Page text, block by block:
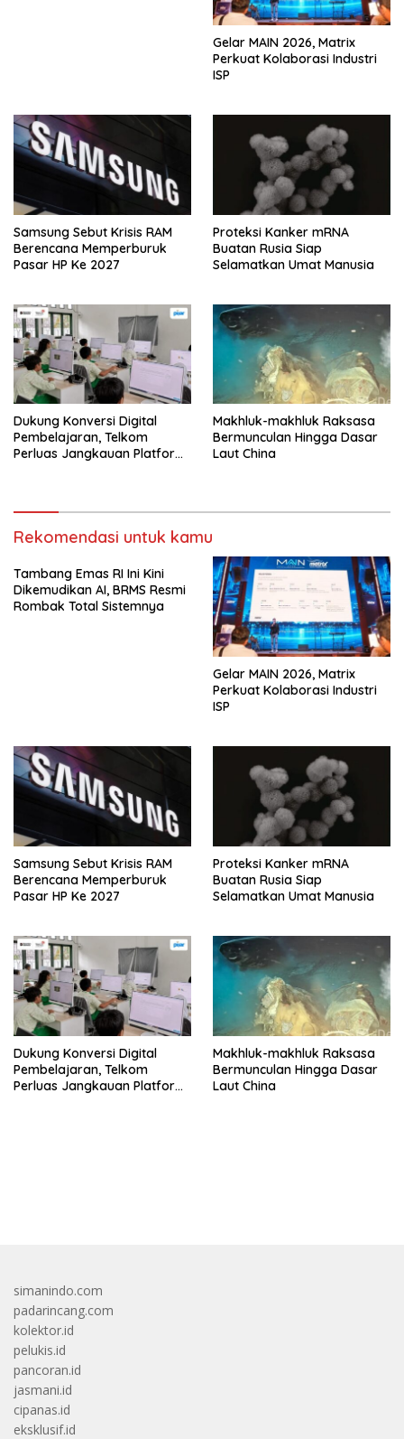
Gelar MAIN 2026, Matrix
Perkuat Kolaborasi Industri
ISP
Samsung Sebut Krisis RAM
Berencana Memperburuk
Pasar HP Ke 2027
Proteksi Kanker mRNA
Buatan Rusia Siap
Selamatkan Umat Manusia
Dukung Konversi Digital
Pembelajaran, Telkom
Perluas Jangkauan Platform
Makhluk-makhluk Raksasa
Bermunculan Hingga Dasar
Laut China
Rekomendasi untuk kamu
Tambang Emas RI Ini Kini
Dikemudikan AI, BRMS Resmi
Rombak Total Sistemnya
Gelar MAIN 2026, Matrix
Perkuat Kolaborasi Industri
ISP
Samsung Sebut Krisis RAM
Berencana Memperburuk
Pasar HP Ke 2027
Proteksi Kanker mRNA
Buatan Rusia Siap
Selamatkan Umat Manusia
Dukung Konversi Digital
Pembelajaran, Telkom
Perluas Jangkauan Platform
Makhluk-makhluk Raksasa
Bermunculan Hingga Dasar
Laut China
simanindo.com
padarincang.com
kolektor.id
pelukis.id
pancoran.id
jasmani.id
cipanas.id
eksklusif.id